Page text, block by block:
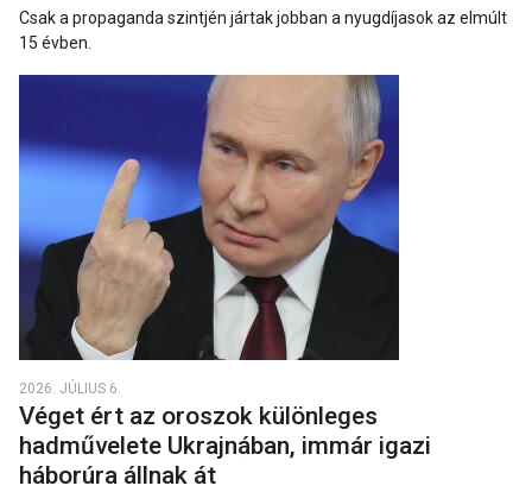
Csak a propaganda szintjén jártak jobban a nyugdíjasok az elmúlt
15 évben.
2026. JÚLIUS 6.
Véget ért az oroszok különleges
hadművelete Ukrajnában, immár igazi
háborúra állnak át